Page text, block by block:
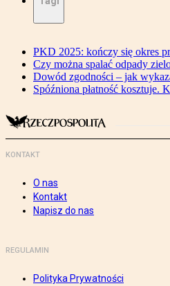
PKD 2025: kończy się okres
Czy można spalać odpady
Dowód zgodności – jak
Spóźniona płatność kosztuje.
KONTAKT
O nas
Kontakt
Napisz do nas
REGULAMIN
Polityka Prywatności